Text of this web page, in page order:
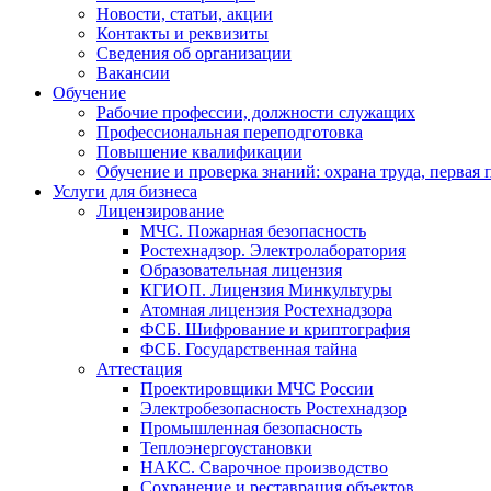
Новости, статьи, акции
Контакты и реквизиты
Сведения об организации
Вакансии
Обучение
Рабочие профессии, должности служащих
Профессиональная переподготовка
Повышение квалификации
Обучение и проверка знаний: охрана труда,
Услуги для бизнеса
Лицензирование
МЧС. Пожарная безопасность
Ростехнадзор. Электролаборатория
Образовательная лицензия
КГИОП. Лицензия Минкультуры
Атомная лицензия Ростехнадзора
ФСБ. Шифрование и криптография
ФСБ. Государственная тайна
Аттестация
Проектировщики МЧС России
Электробезопасность Ростехнадзор
Промышленная безопасность
Теплоэнергоустановки
НАКС. Сварочное производство
Сохранение и реставрация объектов